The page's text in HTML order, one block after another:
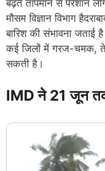
बढ़ते तापमान से परेशान
मौसम विज्ञान विभाग
बारिश की संभावना जताई
कई जिलों में गरज-चमक,
सकती है।
IMD ने 21 जून तक